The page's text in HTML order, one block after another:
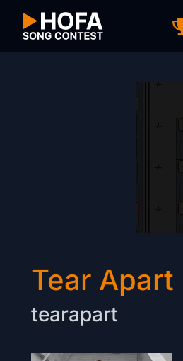
Tear
tearapart